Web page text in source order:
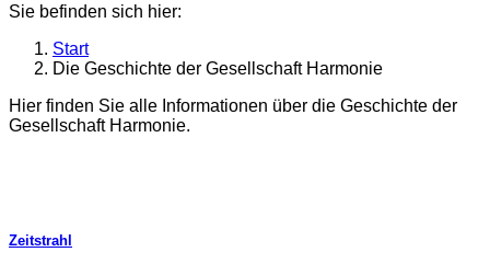
Sie befinden sich hier:
Start
Die Geschichte der Gesellschaft Harmonie
Hier finden Sie alle Informationen über die Geschichte der
Gesellschaft Harmonie.
Zeitstrahl